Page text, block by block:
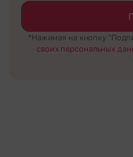
*Нажимая на кнопку
своих персональных